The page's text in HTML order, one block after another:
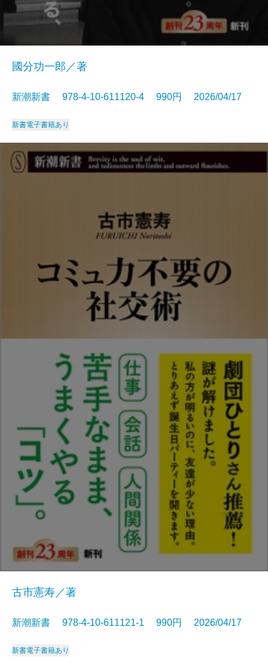
國分功一郎／著
新潮新書 978-4-10-611120-4 990円 2026/04/17
新書電子書籍あり
古市憲寿／著
新潮新書 978-4-10-611121-1 990円 2026/04/17
新書電子書籍あり